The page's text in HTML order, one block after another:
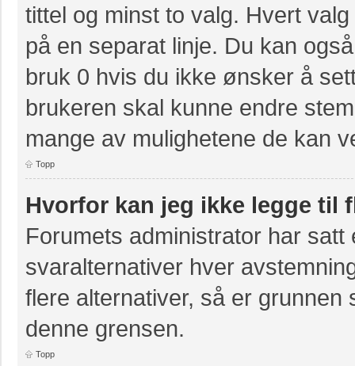
tittel og minst to valg. Hvert
på en separat linje. Du kan
bruk 0 hvis du ikke ønsker å
brukeren skal kunne endre
mange av mulighetene de kan
Topp
Hvorfor kan jeg ikke legge til
Forumets administrator har
svaralternativer hver
flere alternativer, så er
denne grensen.
Topp